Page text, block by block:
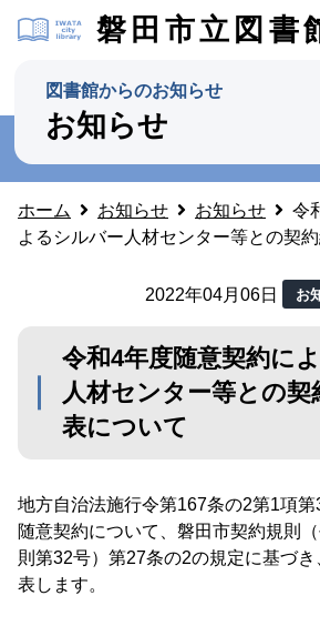
磐田市立図書
図書館からのお知らせ
お知らせ
ホーム お知らせ お知らせ
令
よるシルバー人材センター等との契
2022年04月06日 お
令和4年度随意契約に
人材センター等との契
表について
地方自治法施行令第167条の2第1項
随意契約について、磐田市契約規則
則第32号）第27条の2の規定に基づ
表します。